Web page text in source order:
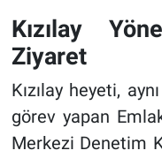
Kızılay
Ziyaret
Kızılay heyeti,
görev yapan
Merkezi Denetim